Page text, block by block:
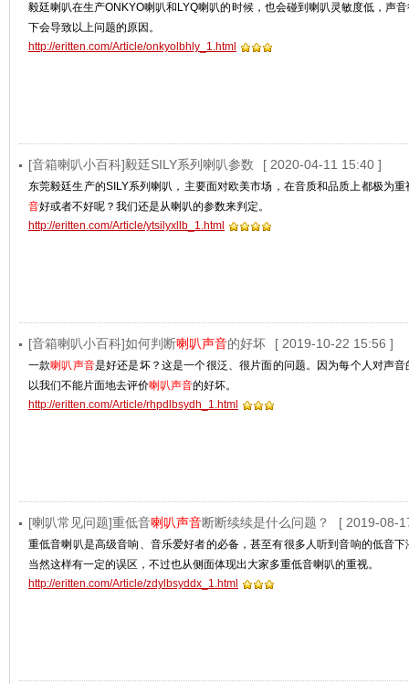
毅廷喇叭在生产ONKYO喇叭和LYQ喇叭的时候，也会碰到喇叭灵敏度低，声
下会导致以上问题的原因。
http://eritten.com/Article/onkyolbhly_1.html
[音箱喇叭小百科]毅廷SILY系列喇叭参数 [ 2020-04-11 15:40 ]
东莞毅廷生产的SILY系列喇叭，主要面对欧美市场，在音质和品质上都极为
音好或者不好呢？我们还是从喇叭的参数来判定。
http://eritten.com/Article/ytsilyxllb_1.html
[音箱喇叭小百科]如何判断喇叭声音的好坏 [ 2019-10-22 15:56 ]
一款喇叭声音是好还是坏？这是一个很泛、很片面的问题。因为每个人对声
以我们不能片面地去评价喇叭声音的好坏。
http://eritten.com/Article/rhpdlbsydh_1.html
[喇叭常见问题]重低音喇叭声音断断续续是什么问题？ [ 2019-08-
重低音喇叭是高级音响、音乐爱好者的必备，甚至有很多人听到音响的低音
当然这样有一定的误区，不过也从侧面体现出大家多重低音喇叭的重视。
http://eritten.com/Article/zdylbsyddx_1.html